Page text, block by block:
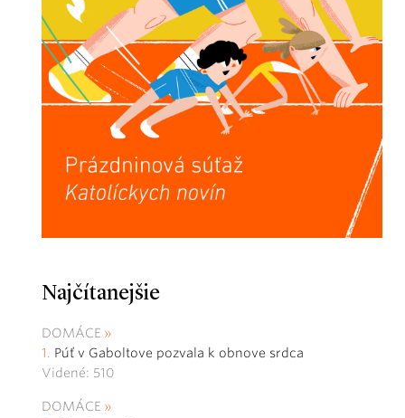
Najčítanejšie
DOMÁCE
Púť v Gaboltove pozvala k obnove srdca
Videné: 510
DOMÁCE